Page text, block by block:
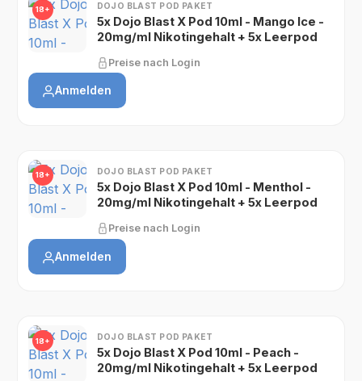
18+ DOJO BLAST POD PAKET
5x Dojo Blast X Pod 10ml - Mango Ice -
20mg/ml Nikotingehalt + 5x Leerpod
Preise nach Login
Anmelden
18+ DOJO BLAST POD PAKET
5x Dojo Blast X Pod 10ml - Menthol -
20mg/ml Nikotingehalt + 5x Leerpod
Preise nach Login
Anmelden
18+ DOJO BLAST POD PAKET
5x Dojo Blast X Pod 10ml - Peach -
20mg/ml Nikotingehalt + 5x Leerpod